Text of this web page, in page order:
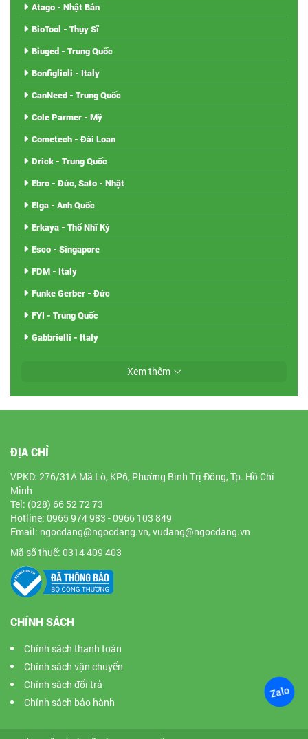
Atago - Nhật Bản
BioTool - Thụy Sĩ
Biuged - Trung Quốc
Bonfiglioli - Italy
CanNeed - Trung Quốc
Cole Parmer - Mỹ
Cometech - Đài Loan
Drick - Trung Quốc
Ebro - Đức, Sato - Nhật
Elga - Anh Quốc
Erkaya - Thổ Nhĩ Kỳ
Esco - Singapore
FDM - Italy
Funke Gerber - Đức
FYI - Trung Quốc
Gabbrielli - Italy
Xem thêm
ĐỊA CHỈ
VPKD: 276/31A Mã Lò, KP6, Phường Bình Trị Đông, Tp. Hồ Chí
Minh
Tel: (028) 66 52 72 73
Hotline: 0965 974 983 - 0966 103 849
Email: ngocdang@ngocdang.vn, vudang@ngocdang.vn
Mã số thuế: 0314 409 403
CHÍNH SÁCH
Chính sách thanh toán
Chính sách vận chuyển
Chính sách đổi trả
Chính sách bảo hành
Zalo